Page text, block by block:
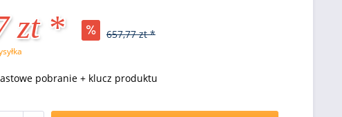
zt * 657,77 zt *
pobranie + klucz produktu